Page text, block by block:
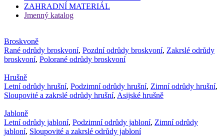
ZAHRADNÍ MATERIÁL
Jmenný katalog
Broskvoně
Rané odrůdy broskvoní, Pozdní odrůdy broskvoní, Zakrslé odrůdy
broskvoní, Polorané odrůdy broskvoní
Hrušně
Letní odrůdy hrušní, Podzimní odrůdy hrušní, Zimní odrůdy hrušní,
Sloupovité a zakrslé odrůdy hrušní, Asijské hrušně
Jabloně
Letní odrůdy jabloní, Podzimní odrůdy jabloní, Zimní odrůdy
jabloní, Sloupovité a zakrslé odrůdy jabloní